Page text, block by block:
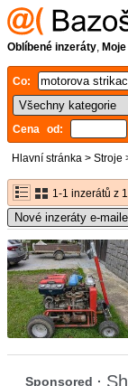
Oblíbené inzeráty,
Co:
Cena od:
Hlavní stránka > Stroje
1-1 inzerátů z 1
Nové inzeráty e-